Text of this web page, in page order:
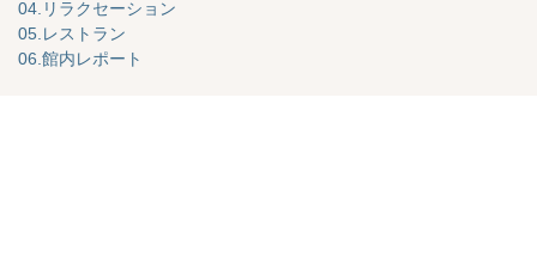
04.リラクセーション
05.レストラン
06.館内レポート